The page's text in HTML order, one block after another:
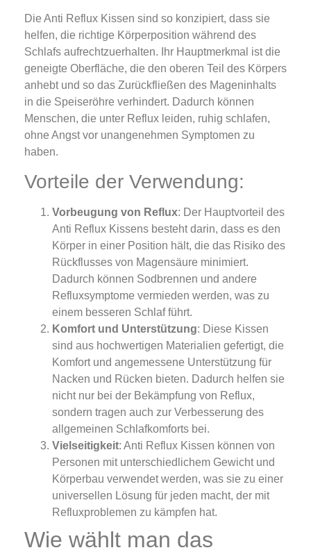
Die Anti Reflux Kissen sind so konzipiert, dass sie
helfen, die richtige Körperposition während des
Schlafs aufrechtzuerhalten. Ihr Hauptmerkmal ist die
geneigte Oberfläche, die den oberen Teil des Körpers
anhebt und so das Zurückfließen des Mageninhalts
in die Speiseröhre verhindert. Dadurch können
Menschen, die unter Reflux leiden, ruhig schlafen,
ohne Angst vor unangenehmen Symptomen zu
haben.
Vorteile der Verwendung:
Vorbeugung von Reflux: Der Hauptvorteil des
Anti Reflux Kissens besteht darin, dass es den
Körper in einer Position hält, die das Risiko des
Rückflusses von Magensäure minimiert.
Dadurch können Sodbrennen und andere
Refluxsymptome vermieden werden, was zu
einem besseren Schlaf führt.
Komfort und Unterstützung: Diese Kissen
sind aus hochwertigen Materialien gefertigt, die
Komfort und angemessene Unterstützung für
Nacken und Rücken bieten. Dadurch helfen sie
nicht nur bei der Bekämpfung von Reflux,
sondern tragen auch zur Verbesserung des
allgemeinen Schlafkomforts bei.
Vielseitigkeit: Anti Reflux Kissen können von
Personen mit unterschiedlichem Gewicht und
Körperbau verwendet werden, was sie zu einer
universellen Lösung für jeden macht, der mit
Refluxproblemen zu kämpfen hat.
Wie wählt man das